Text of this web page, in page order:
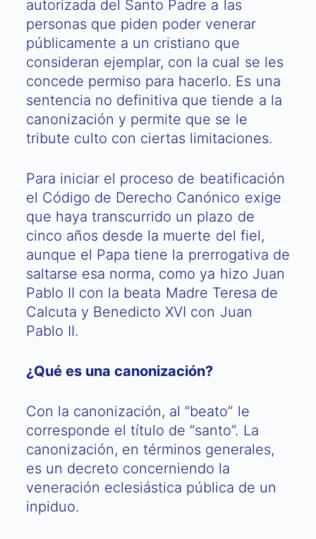
autorizada del Santo Padre a las
personas que piden poder venerar
públicamente a un cristiano que
consideran ejemplar, con la cual se les
concede permiso para hacerlo. Es una
sentencia no definitiva que tiende a la
canonización y permite que se le
tribute culto con ciertas limitaciones.
Para iniciar el proceso de beatificación
el Código de Derecho Canónico exige
que haya transcurrido un plazo de
cinco años desde la muerte del fiel,
aunque el Papa tiene la prerrogativa de
saltarse esa norma, como ya hizo Juan
Pablo II con la beata Madre Teresa de
Calcuta y Benedicto XVI con Juan
Pablo II.
¿Qué es una canonización?
Con la canonización, al “beato” le
corresponde el título de “santo”. La
canonización, en términos generales,
es un decreto concerniendo la
veneración eclesiástica pública de un
inpiduo.